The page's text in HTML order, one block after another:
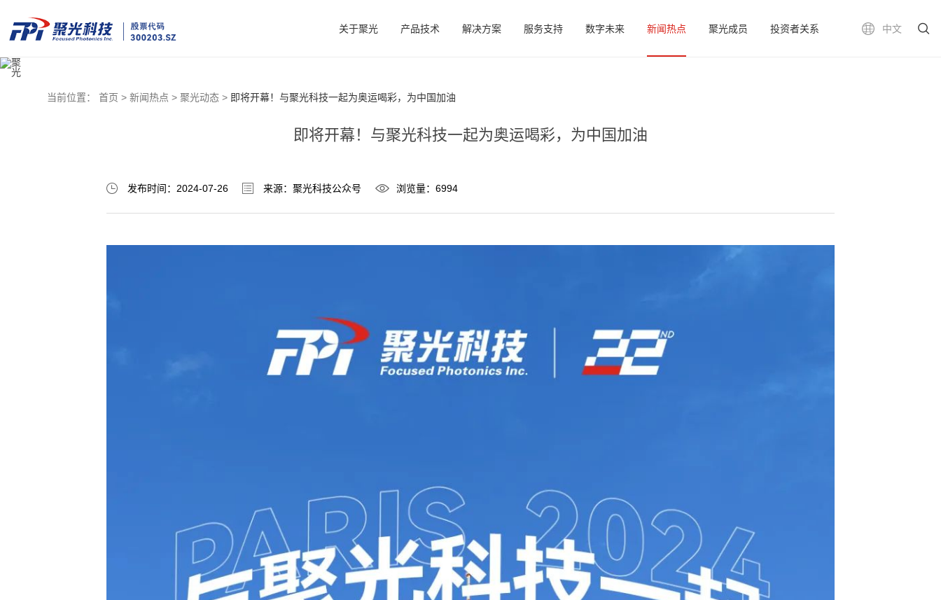
中文
关于聚光 产品技术 解决方案 服务支持 数字未来 新闻热点 聚光成员 投资者关系
当前位置： 首页 > 新闻热点 > 聚光动态 > 即将开幕！与聚光科技一起为奥运喝彩，为中国加油
即将开幕！与聚光科技一起为奥运喝彩，为中国加油
发布时间：2024-07-26 来源：聚光科技公众号 浏览量：6994